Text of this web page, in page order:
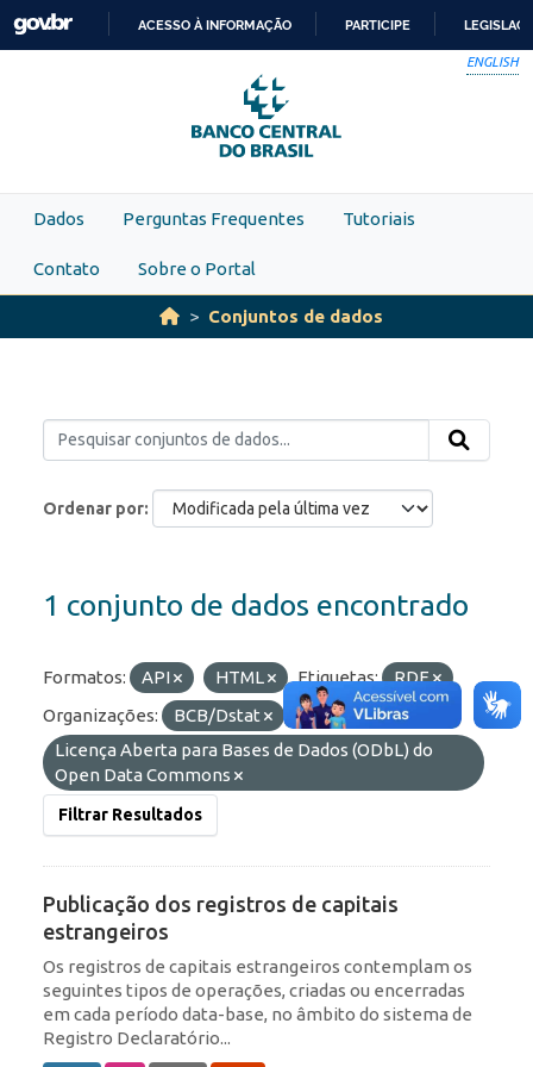
Skip to main content
PARA
O
CONTEÚDO
ACESSO À INFORMAÇÃO PARTICIPE
ENGLISH
Dados Perguntas Frequentes Tutoriais
Contato Sobre o Portal
Conjuntos de dados
Ordenar por
1 conjunto de dados encontrado
Formatos: API HTML Etiquetas:
RDE
Organizações:
BCB/Dstat
Licenças:
Licença Aberta para Bases de Dados (ODbL) do
Open Data Commons
Filtrar Resultados
Publicação dos registros de capitais
estrangeiros
Os registros de capitais estrangeiros contemplam os
seguintes tipos de operações, criadas ou encerradas
em cada período data-base, no âmbito do sistema de
Registro Declaratório...